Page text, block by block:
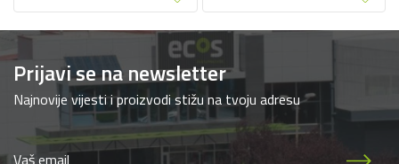
Prijavi se na newsletter
Najnovije vijesti i proizvodi stižu na tvoju adresu